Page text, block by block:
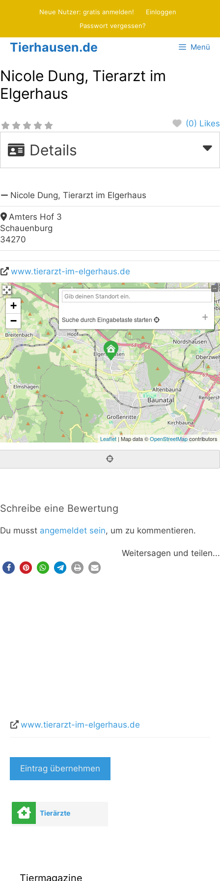
Neue Nutzer: gratis anmelden!
Einloggen
Passwort vergessen?
Tierhausen.de Menü
Nicole Dung, Tierarzt im
Elgerhaus
(0) Likes
Details
Nicole Dung, Tierarzt im Elgerhaus
Amters Hof 3
Schauenburg
34270
www.tierarzt-im-elgerhaus.de
+
−
Suche durch Eingabetaste starten
Leaflet | Map data ©OpenStreetMapcontributors
Schreibe eine Bewertung
Du musst angemeldet sein, um zu kommentieren.
Weitersagen und teilen...
www.tierarzt-im-elgerhaus.de
Eintrag übernehmen
Tierärzte
Tiermagazine